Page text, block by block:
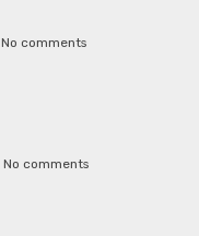
No comments
No comments